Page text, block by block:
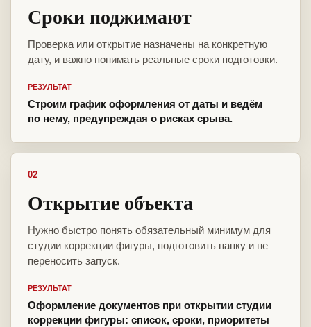
Сроки поджимают
Проверка или открытие назначены на конкретную
дату, и важно понимать реальные сроки подготовки.
РЕЗУЛЬТАТ
Строим график оформления от даты и ведём
по нему, предупреждая о рисках срыва.
02
Открытие объекта
Нужно быстро понять обязательный минимум для
студии коррекции фигуры, подготовить папку и не
переносить запуск.
РЕЗУЛЬТАТ
Оформление документов при открытии студии
коррекции фигуры: список, сроки, приоритеты